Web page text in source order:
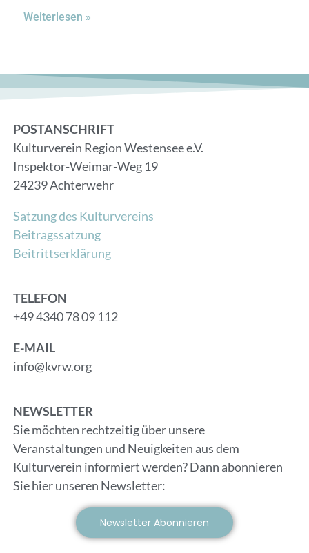
Weiterlesen »
POSTANSCHRIFT
Kulturverein Region Westensee e.V.
Inspektor-Weimar-Weg 19
24239 Achterwehr
Satzung des Kulturvereins
Beitragssatzung
Beitrittserklärung
TELEFON
+49 4340 78 09 112
E-MAIL
info@kvrw.org
NEWSLETTER
Sie möchten rechtzeitig über unsere
Veranstaltungen und Neuigkeiten aus dem
Kulturverein informiert werden? Dann abonnieren
Sie hier unseren Newsletter:
Newsletter Abonnieren